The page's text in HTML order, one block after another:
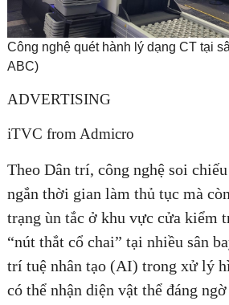
Công nghệ quét hành lý dạng CT tại
ABC)
ADVERTISING
iTVC from Admicro
Theo Dân trí, công nghệ soi
ngắn thời gian làm thủ tục mà
trạng ùn tắc ở khu vực cửa kiểm
“nút thắt cổ chai” tại nhiều sân
trí tuệ nhân tạo (AI) trong xử lý
có thể nhận diện vật thể đáng